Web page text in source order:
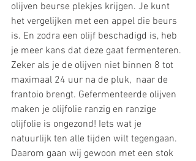
olijven beurse plekjes krijgen. Je kunt
het vergelijken met een appel die beurs
is. En zodra een olijf beschadigd is, heb
je meer kans dat deze gaat fermenteren.
Zeker als je de olijven niet binnen 8 tot
maximaal 24 uur na de pluk,  naar de
frantoio brengt. Gefermenteerde olijven
maken je olijfolie ranzig en ranzige
olijfolie is ongezond! Iets wat je
natuurlijk ten alle tijden wilt tegengaan.
Daarom gaan wij gewoon met een stok